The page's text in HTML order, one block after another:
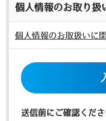
個人情報のお取り扱
個人情報のお取扱いに
こ
の
ィ
送信前にご確認くだ